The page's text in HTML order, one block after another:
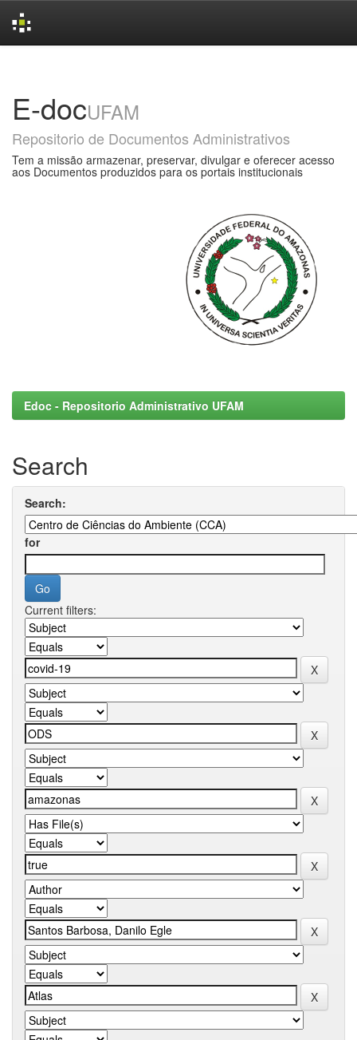
E-docUFAM
Repositorio de Documentos Administrativos
Tem a missão armazenar, preservar, divulgar e oferecer acesso
aos Documentos produzidos para os portais institucionais
Edoc - Repositorio Administrativo UFAM
Search
Search:
for
Current filters: